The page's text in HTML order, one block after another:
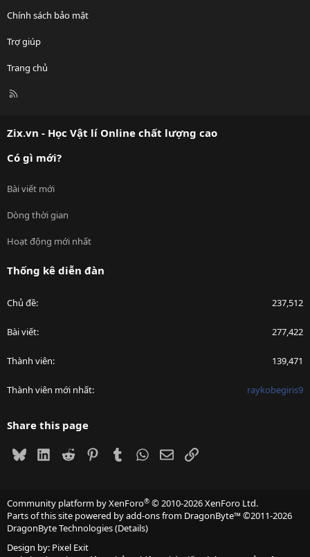
Chính sách bảo mật
Trợ giúp
Trang chủ
R
Zix.vn - Học Vật lí Online chất lượng cao
Có gì mới?
Bài viết mới
Dòng thời gian
Hoạt động mới nhất
Thống kê diễn đàn
Chủ đề 237,512
Bài viết 277,422
Thành viên 139,471
Thành viên mới nhất raykobegiris9
Share this page
BlueskyLinkedIn
Reddit PinterestTumblrWhatsApp
EmailLink
Community platform by XenForo® © 2010-2026 XenForo Ltd.
Parts of this site powered byadd-ons from DragonByte™©2011-2026
DragonByte Technologies(Details)
Design by: Pixel Exit